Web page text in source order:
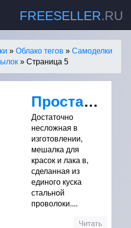
FREESELLER.RU
» Облако тегов » Самоделки
» Страница 5
Простая самодельная мешалка для краски
Достаточно
несложная в
изготовлении,
мешалка для
красок и лака в,
сделанная из
единого куска
стальной
проволоки....
Читать